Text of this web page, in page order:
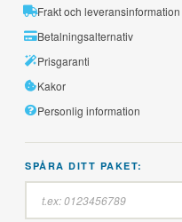
Frakt och leveransinformation
Betalningsalternativ
Prisgaranti
Kakor
Personlig information
SPÅRA DITT PAKET: